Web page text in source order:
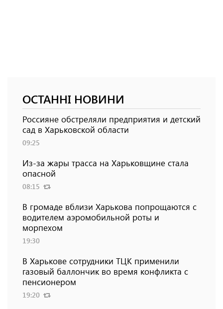
ОСТАННІ НОВИНИ
Россияне обстреляли предприятия и детский
сад в Харьковской области
09:25
Из-за жары трасса на Харьковщине стала
опасной
08:15
В громаде вблизи Харькова попрощаются с
водителем аэромобильной роты и
морпехом
19:30
В Харькове сотрудники ТЦК применили
газовый баллончик во время конфликта с
пенсионером
19:20